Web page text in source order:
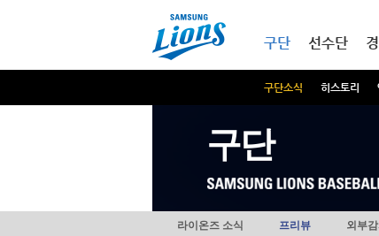
구단
구단소식 히스토리
선수단
구단
라이온즈 소식 프리뷰 외부